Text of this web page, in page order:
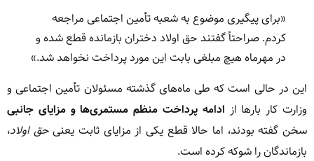
«برای پیگیری موضوع به شعبه تأمین اجتماعی مراجعه
کردم. صراحتاً گفتند حق اولاد دختران بازمانده قطع شده و
در مهرماه هیچ مبلغی بابت این مورد پرداخت نخواهد شد.»
این در حالی است که طی ماه‌های گذشته مسئولان تأمین اجتماعی و
وزارت کار بارها از ادامه پرداخت منظم مستمری‌ها و مزایای جانبی
سخن گفته بودند، اما حالا قطع یکی از مزایای ثابت یعنیحق اولاد،
بازماندگان را شوکه کرده است.